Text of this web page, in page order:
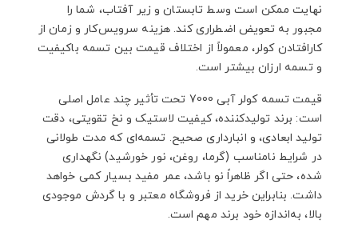
نهایت ممکن است وسط تابستان و زیر آفتاب، شما را
مجبور به تعویض اضطراری کند. هزینه سرویس‌کار و زمان از
کارافتادن کولر، معمولاً از اختلاف قیمت بین تسمه باکیفیت
و تسمه ارزان بیشتر است.
قیمت تسمه کولر آبی 7000 تحت تأثیر چند عامل اصلی
است: برند تولیدکننده، کیفیت لاستیک و نخ تقویتی، دقت
تولید ابعادی، و انبارداری صحیح. تسمه‌ای که مدت طولانی
در شرایط نامناسب (گرما، روغن، نور خورشید) نگهداری
شده، حتی اگر ظاهراً نو باشد، عمر مفید بسیار کمی خواهد
داشت. بنابراین خرید از فروشگاه معتبر و با گردش موجودی
بالا، به‌اندازه خود برند مهم است.